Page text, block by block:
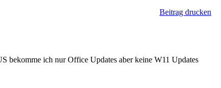
Beitrag drucken
bekomme ich nur Office Updates aber keine W11 Updates